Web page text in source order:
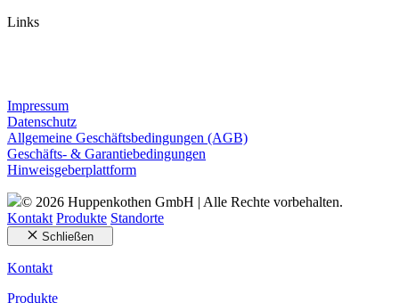
Links
Impressum
Datenschutz
Allgemeine Geschäftsbedingungen (AGB)
Geschäfts- & Garantiebedingungen
Hinweisgeberplattform
© 2026 Huppenkothen GmbH | Alle Rechte vorbehalten.
Kontakt Produkte Standorte
Schließen
Kontakt
Produkte